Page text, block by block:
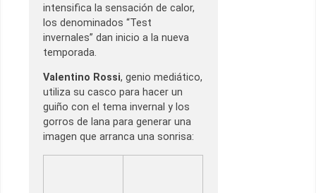
intensifica la sensación de calor,
los denominados “Test
invernales” dan inicio a la nueva
temporada.
Valentino Rossi, genio mediático,
utiliza su casco para hacer un
guiño con el tema invernal y los
gorros de lana para generar una
imagen que arranca una sonrisa: